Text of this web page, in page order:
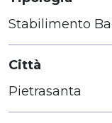
Stabilimento
Città
Pietrasanta